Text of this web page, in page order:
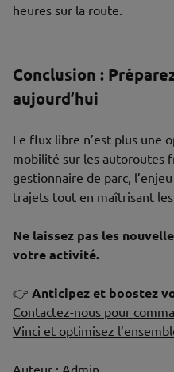
heures sur la route.
Conclusion :
aujourd’hui
Le flux libre n’est plus une
mobilité sur les autoroutes
gestionnaire de parc,
trajets tout en maîtrisant
Ne laissez pas les
votre activité.
👉 Anticipez et boostez
Contactez-nous pour
Vinci et optimisez